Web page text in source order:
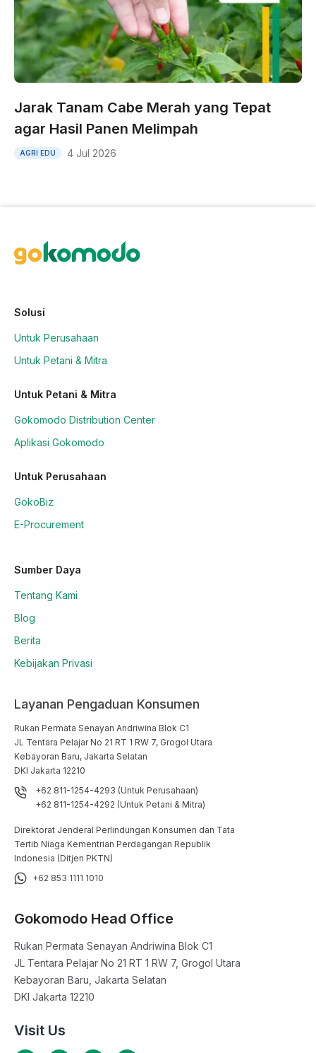
Jarak Tanam Cabe Merah yang Tepat
agar Hasil Panen Melimpah
AGRI EDU 4 Jul 2026
Solusi
Untuk Perusahaan
Untuk Petani & Mitra
Untuk Petani & Mitra
Gokomodo Distribution Center
Aplikasi Gokomodo
Untuk Perusahaan
GokoBiz
E-Procurement
Sumber Daya
Tentang Kami
Blog
Berita
Kebijakan Privasi
Layanan Pengaduan Konsumen
Rukan Permata Senayan Andriwina Blok C1
JL Tentara Pelajar No 21 RT 1 RW 7, Grogol Utara
Kebayoran Baru, Jakarta Selatan
DKI Jakarta 12210
+62 811-1254-4293 (Untuk Perusahaan)
+62 811-1254-4292 (Untuk Petani & Mitra)
Direktorat Jenderal Perlindungan Konsumen dan Tata
Tertib Niaga Kementrian Perdagangan Republik
Indonesia (Ditjen PKTN)
+62 853 1111 1010
Gokomodo Head Office
Rukan Permata Senayan Andriwina Blok C1
JL Tentara Pelajar No 21 RT 1 RW 7, Grogol Utara
Kebayoran Baru, Jakarta Selatan
DKI Jakarta 12210
Visit Us